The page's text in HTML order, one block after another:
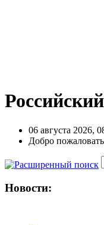
06 августа 2026,
Добро
Новости: